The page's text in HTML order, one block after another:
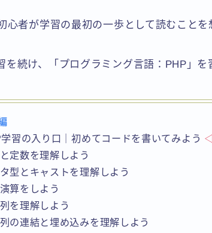
心者が学習の最初の一歩として読むことを
を続け、「プログラミング言語：PHP」を
習の入り口｜初めてコードを書いてみよう
定数を理解しよう
型とキャストを理解しよう
算をしよう
を理解しよう
の連結と埋め込みを理解しよう